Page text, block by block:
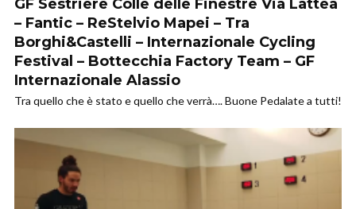
GF Sestriere Colle delle Finestre Via Lattea
– Fantic – ReStelvio Mapei – Tra
Borghi&Castelli – Internazionale Cycling
Festival – Bottecchia Factory Team – GF
Internazionale Alassio
Tra quello che è stato e quello che verrà…. Buone Pedalate a tutti!